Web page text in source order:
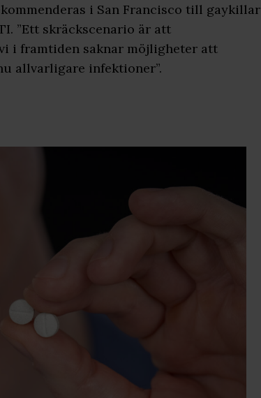
i San Francisco till gaykillar
”Ett skräckscenario är att
i framtiden saknar möjligheter att
allvarligare infektioner”.